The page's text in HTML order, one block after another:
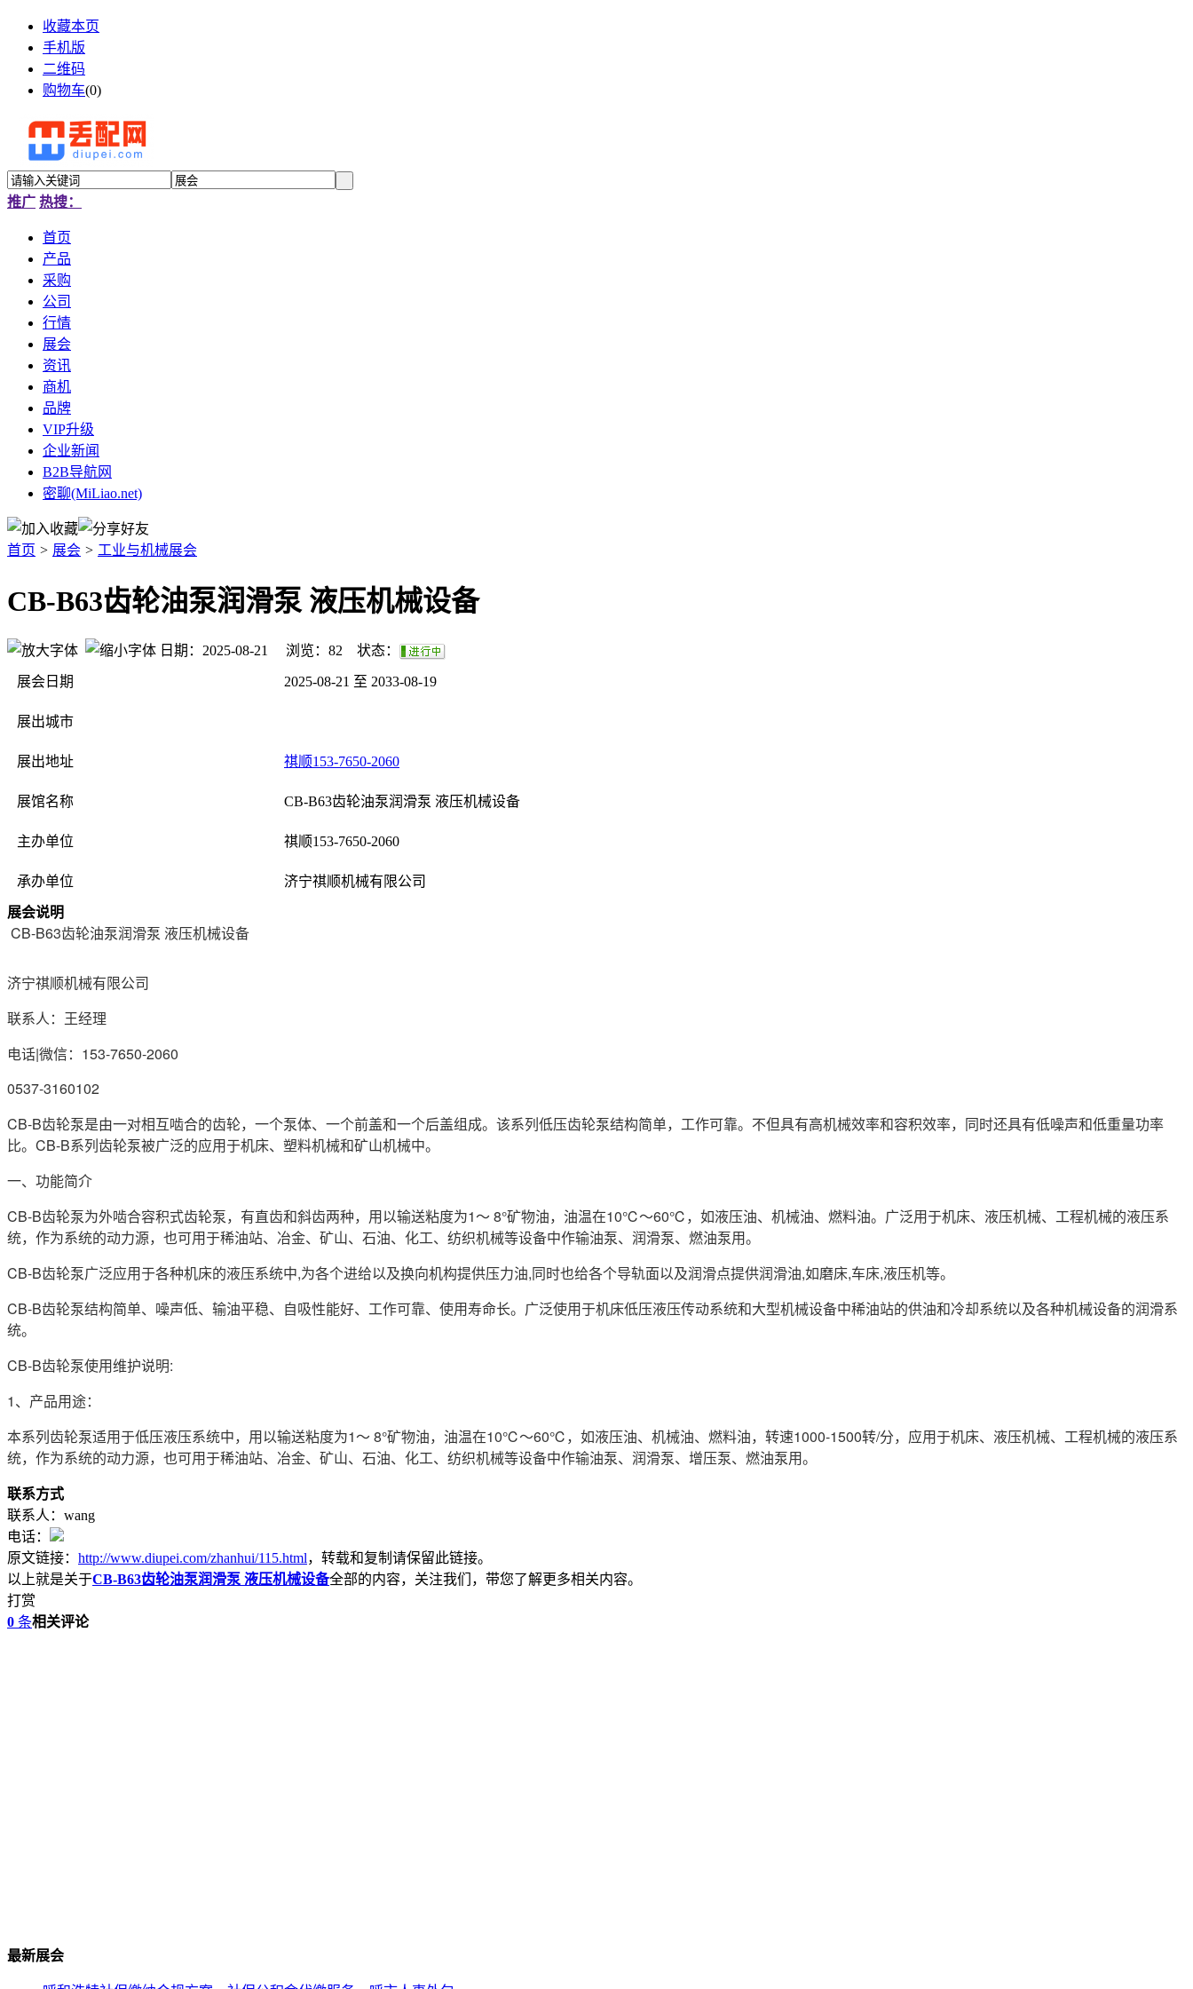
收藏本页
手机版
二维码
购物车(0)
推广 热搜：
首页
产品
采购
公司
行情
展会
资讯
商机
品牌
VIP升级
企业新闻
B2B导航网
密聊(MiLiao.net)
首页 > 展会 > 工业与机械展会
CB-B63齿轮油泵润滑泵 液压机械设备
日期：2025-08-21 浏览： 82 状态：
展会日期 2025-08-21 至 2033-08-19
展出城市
展出地址 祺顺153-7650-2060
展馆名称 CB-B63齿轮油泵润滑泵 液压机械设备
主办单位 祺顺153-7650-2060
承办单位 济宁祺顺机械有限公司
展会说明
CB-B63齿轮油泵润滑泵 液压机械设备
济宁祺顺机械有限公司
联系人：王经理
电话|微信：153-7650-2060
0537-3160102
CB-B齿轮泵是由一对相互啮合的齿轮，一个泵体、一个前盖和一个后盖组成。该系列低压齿轮泵结构简单，工作可靠。不但具有高机械效率和容积效率，同时还具有低噪声和低重量功率
比。CB-B系列齿轮泵被广泛的应用于机床、塑料机械和矿山机械中。
一、功能简介
CB-B齿轮泵为外啮合容积式齿轮泵，有直齿和斜齿两种，用以输送粘度为1～ 8°矿物油，油温在10℃～60℃，如液压油、机械油、燃料油。广泛用于机床、液压机械、工程机械的液压系
统，作为系统的动力源，也可用于稀油站、冶金、矿山、石油、化工、纺织机械等设备中作输油泵、润滑泵、燃油泵用。
CB-B齿轮泵广泛应用于各种机床的液压系统中,为各个进给以及换向机构提供压力油,同时也给各个导轨面以及润滑点提供润滑油,如磨床,车床,液压机等。
CB-B齿轮泵结构简单、噪声低、输油平稳、自吸性能好、工作可靠、使用寿命长。广泛使用于机床低压液压传动系统和大型机械设备中稀油站的供油和冷却系统以及各种机械设备的润滑系
统。
CB-B齿轮泵使用维护说明:
1、产品用途：
本系列齿轮泵适用于低压液压系统中，用以输送粘度为1～ 8°矿物油，油温在10℃～60℃，如液压油、机械油、燃料油，转速1000-1500转/分，应用于机床、液压机械、工程机械的液压系
统，作为系统的动力源，也可用于稀油站、冶金、矿山、石油、化工、纺织机械等设备中作输油泵、润滑泵、增压泵、燃油泵用。
联系方式
联系人：wang
电话：
原文链接： http://www.diupei.com/zhanhui/115.html，转载和复制请保留此链接。
以上就是关于CB-B63齿轮油泵润滑泵 液压机械设备全部的内容，关注我们，带您了解更多相关内容。
打赏
0 条相关评论
最新展会